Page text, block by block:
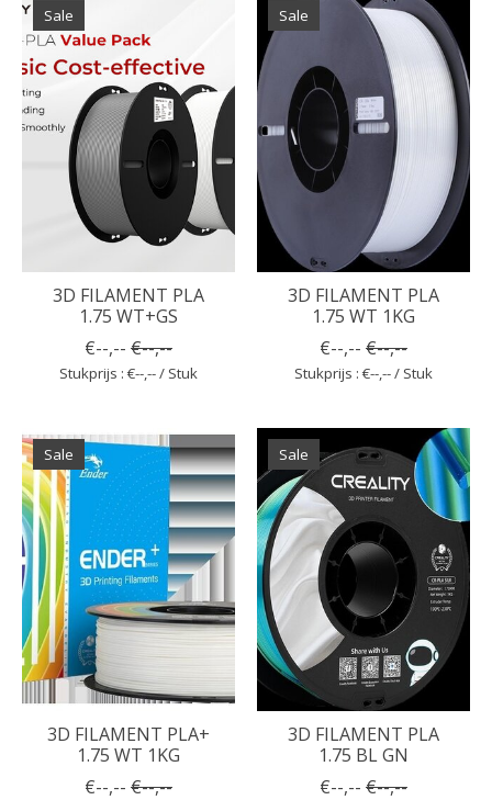
Sale
3D FILAMENT PLA
1.75 WT+GS
€--,-- €--,--
Stukprijs : €--,-- / Stuk
Sale
3D FILAMENT PLA
1.75 WT 1KG
€--,-- €--,--
Stukprijs : €--,-- / Stuk
Sale
3D FILAMENT PLA+
1.75 WT 1KG
€--,-- €--,--
Sale
3D FILAMENT PLA
1.75 BL GN
€--,-- €--,--